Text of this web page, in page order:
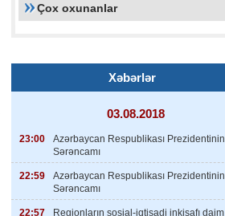
Çox oxunanlar
Xəbərlər
03.08.2018
23:00
Azərbaycan Respublikası Prezidentinin
Sərəncamı
22:59
Azərbaycan Respublikası Prezidentinin
Sərəncamı
22:57
Regionların sosial-iqtisadi inkişafı daim